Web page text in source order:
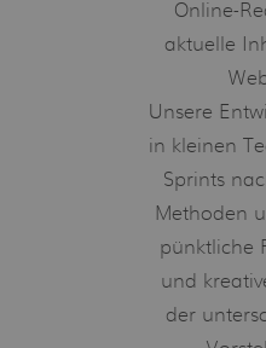
Online-
aktuelle
Unsere
in kleinen
Sprints
Methoden
pünktliche
und
der